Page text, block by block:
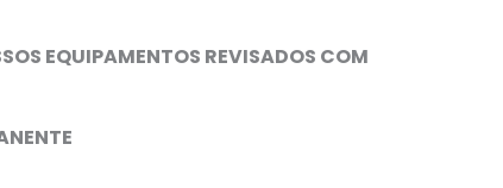
EQUIPAMENTOS REVISADOS COM